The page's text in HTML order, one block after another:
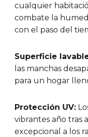
cualquier
combate la
con el paso del
Superficie
las manchas
para un hogar
Protección UV:
vibrantes año tras
excepcional a los